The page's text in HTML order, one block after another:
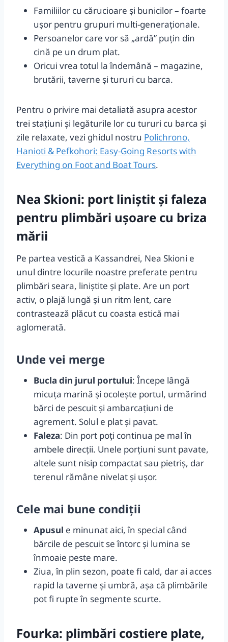
Familiilor cu cărucioare și bunicilor – foarte
ușor pentru grupuri multi-generaționale.
Persoanelor care vor să „ardă” puțin din
cină pe un drum plat.
Oricui vrea totul la îndemână – magazine,
brutării, taverne și tururi cu barca.
Pentru o privire mai detaliată asupra acestor
trei stațiuni și legăturile lor cu tururi cu barca și
zile relaxate, vezi ghidul nostru Polichrono,
Hanioti & Pefkohori: Easy-Going Resorts with
Everything on Foot and Boat Tours.
Nea Skioni: port liniștit și faleza
pentru plimbări ușoare cu briza
mării
Pe partea vestică a Kassandrei, Nea Skioni e
unul dintre locurile noastre preferate pentru
plimbări seara, liniștite și plate. Are un port
activ, o plajă lungă și un ritm lent, care
contrastează plăcut cu coasta estică mai
aglomerată.
Unde vei merge
Bucla din jurul portului: Începe lângă
micuța marină și ocolește portul, urmărind
bărci de pescuit și ambarcațiuni de
agrement. Solul e plat și pavat.
Faleza: Din port poți continua pe mal în
ambele direcții. Unele porțiuni sunt pavate,
altele sunt nisip compactat sau pietriș, dar
terenul rămâne nivelat și ușor.
Cele mai bune condiții
Apusul e minunat aici, în special când
bărcile de pescuit se întorc și lumina se
înmoaie peste mare.
Ziua, în plin sezon, poate fi cald, dar ai acces
rapid la taverne și umbră, așa că plimbările
pot fi rupte în segmente scurte.
Fourka: plimbări costiere plate,